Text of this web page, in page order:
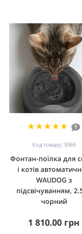
1
Код товару: 5069
Фонтан-поїлка для
і котів
WAUDOG з
підсвічуванням,
чорний
1 810.00 грн